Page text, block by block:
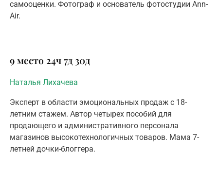
самооценки. Фотограф и основатель фотостудии Ann-
Air.
9 место 24ч7д 30д
Наталья Лихачева
Эксперт в области эмоциональных продаж с 18-
летним стажем. Автор четырех пособий для
продающего и административного персонала
магазинов высокотехнологичных товаров. Мама 7-
летней дочки-блоггера.